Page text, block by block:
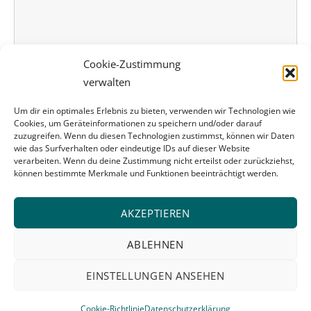
Cookie-Zustimmung
verwalten
Um dir ein optimales Erlebnis zu bieten, verwenden wir Technologien wie
Cookies, um Geräteinformationen zu speichern und/oder darauf
zuzugreifen. Wenn du diesen Technologien zustimmst, können wir Daten
wie das Surfverhalten oder eindeutige IDs auf dieser Website
verarbeiten. Wenn du deine Zustimmung nicht erteilst oder zurückziehst,
können bestimmte Merkmale und Funktionen beeinträchtigt werden.
AKZEPTIEREN
ABLEHNEN
EINSTELLUNGEN ANSEHEN
Cookie-RichtlinieDatenschutzerklärung
F
e
l
d
l
e
stimme zu, dass meine Angaben und Daten zur Beantwortung meiner
Anfrage elektronisch erhoben und gespeichert werden.
Folgen Sie uns auch bei
Xing
Impressum|Datenschutz